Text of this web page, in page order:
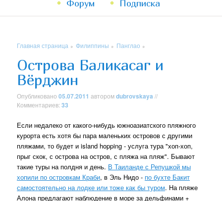
к
к
Форум Подписка
Главная страница »Филиппины » Панглао »
Острова Баликасаг и
Вёрджин
Опубликовано05.07.2011 авторомdubrovskaya //
Комментариев:33
Если недалеко от какого-нибудь южноазиатского пляжного
курорта есть хотя бы пара маленьких островов с другими
пляжами, то будет и island hopping - услуга тура "хоп-хоп,
прыг скок, с острова на остров, с пляжа на пляж". Бывают
такие туры на полдня и день. В Таиланде с Репушкой мы
хопили по островкам Краби, в Эль Нидо - по бухте Бакит
самостоятельно на лодке или тоже как бы туром. На пляже
Алона предлагают наблюдение в море за дельфинами +